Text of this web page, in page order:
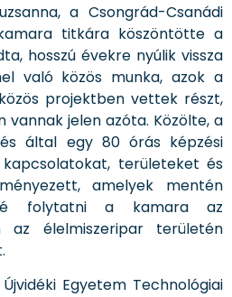
a Csongrád-Csanádi
titkára köszöntötte a
hosszú évekre nyúlik vissza
való közös munka, azok a
projektben vettek részt,
jelen azóta. Közölte, a
által egy 80 órás képzési
területeket és
amelyek mentén
folytatni a kamara az
az élelmiszeripar területén
Egyetem Technológiai